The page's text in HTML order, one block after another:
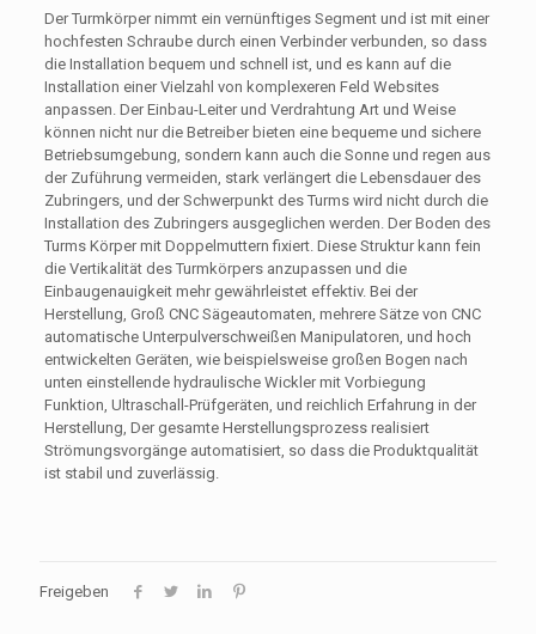
Der Turmkörper nimmt ein vernünftiges Segment und ist mit einer
hochfesten Schraube durch einen Verbinder verbunden, so dass
die Installation bequem und schnell ist, und es kann auf die
Installation einer Vielzahl von komplexeren Feld Websites
anpassen. Der Einbau-Leiter und Verdrahtung Art und Weise
können nicht nur die Betreiber bieten eine bequeme und sichere
Betriebsumgebung, sondern kann auch die Sonne und regen aus
der Zuführung vermeiden, stark verlängert die Lebensdauer des
Zubringers, und der Schwerpunkt des Turms wird nicht durch die
Installation des Zubringers ausgeglichen werden. Der Boden des
Turms Körper mit Doppelmuttern fixiert. Diese Struktur kann fein
die Vertikalität des Turmkörpers anzupassen und die
Einbaugenauigkeit mehr gewährleistet effektiv. Bei der
Herstellung, Groß CNC Sägeautomaten, mehrere Sätze von CNC
automatische Unterpulverschweißen Manipulatoren, und hoch
entwickelten Geräten, wie beispielsweise großen Bogen nach
unten einstellende hydraulische Wickler mit Vorbiegung
Funktion, Ultraschall-Prüfgeräten, und reichlich Erfahrung in der
Herstellung, Der gesamte Herstellungsprozess realisiert
Strömungsvorgänge automatisiert, so dass die Produktqualität
ist stabil und zuverlässig.
Freigeben